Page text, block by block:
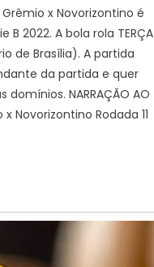
x Novorizontino é
B 2022. A bola rola TERÇA
de Brasília). A partida
da partida e quer
NARRAÇÃO AO
x Novorizontino Rodada 11